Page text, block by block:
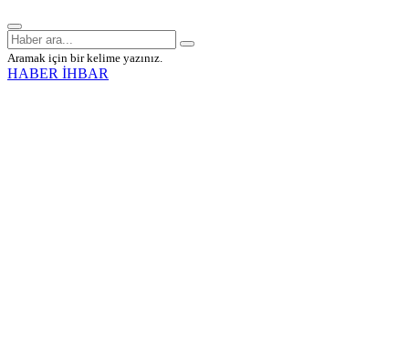
Aramak için bir kelime yazınız.
HABER İHBAR